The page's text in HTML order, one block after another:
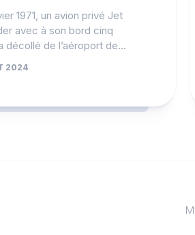
1971, un avion privé Jet
avec à son bord cinq
décollé de l’aéroport de...
2024